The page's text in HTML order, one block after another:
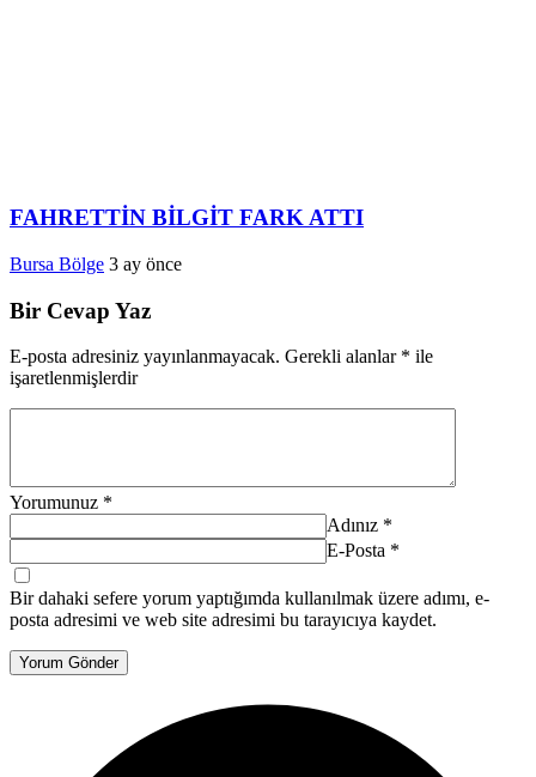
FAHRETTİN BİLGİT FARK ATTI
Bursa Bölge 3 ay önce
Bir Cevap Yaz
E-posta adresiniz yayınlanmayacak. Gerekli alanlar * ile
işaretlenmişlerdir
Yorumunuz *
Adınız *
E-Posta *
Bir dahaki sefere yorum yaptığımda kullanılmak üzere adımı, e-
posta adresimi ve web site adresimi bu tarayıcıya kaydet.
Yorum Gönder